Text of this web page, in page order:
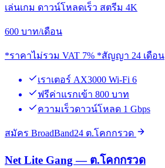
เล่นเกม ดาวน์โหลดเร็ว สตรีม 4K
600 บาท/เดือน
*ราคาไม่รวม VAT 7% *สัญญา 24 เดือน
เราเตอร์ AX3000 Wi-Fi 6
ฟรีค่าแรกเข้า 800 บาท
ความเร็วดาวน์โหลด 1 Gbps
สมัคร BroadBand24 ต.โคกกรวด
Net Lite Gang — ต.โคกกรวด